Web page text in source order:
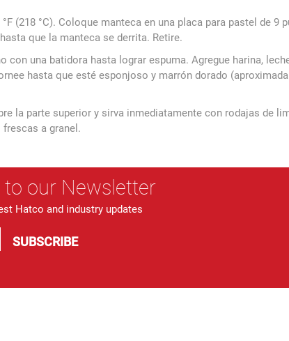
(218 °C). Coloque manteca en una placa para pastel de 9
que la manteca se derrita. Retire.
con una batidora hasta lograr espuma. Agregue harina,
hasta que esté esponjoso y marrón dorado
la parte superior y sirva inmediatamente con rodajas de
a granel.
to our Newsletter
Hatco and industry updates
SUBSCRIBE